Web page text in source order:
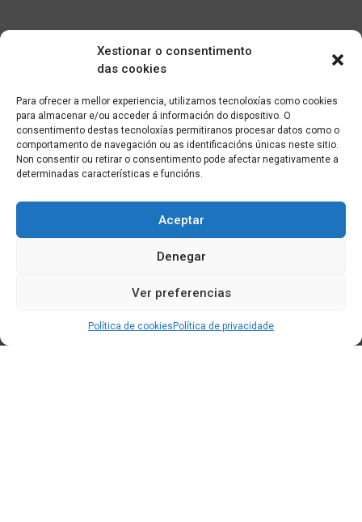
Xestionar o consentimento
das cookies
Para ofrecer a mellor experiencia, utilizamos tecnoloxías como cookies
para almacenar e/ou acceder á información do dispositivo. O
consentimento destas tecnoloxías permitiranos procesar datos como o
comportamento de navegación ou as identificacións únicas neste sitio.
Non consentir ou retirar o consentimento pode afectar negativamente a
determinadas características e funcións.
Aceptar
Denegar
Ver preferencias
Política de cookies Política de privacidade